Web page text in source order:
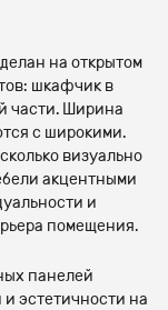
на открытом
шкафчик в
части. Ширина
с широкими.
визуально
акцентными
и
помещения.
панелей
эстетичности на